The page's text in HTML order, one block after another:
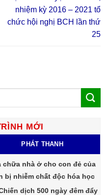
nhiệm kỳ 2016 – 2021 tổ
chức hội nghị BCH lần thứ
25
MỚI
PHÁT THANH
nhà ở cho con đẻ của
bị nhiễm chất độc hóa học
dịch 500 ngày đêm đẩy